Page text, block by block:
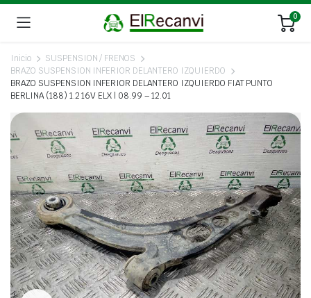
0
Inicio
SUSPENSION / FRENOS
BRAZO SUSPENSION INFERIOR DELANTERO IZQUIERDO
BRAZO SUSPENSION INFERIOR DELANTERO IZQUIERDO FIAT PUNTO
BERLINA (188) 1.2 16V ELX | 08.99 – 12.01